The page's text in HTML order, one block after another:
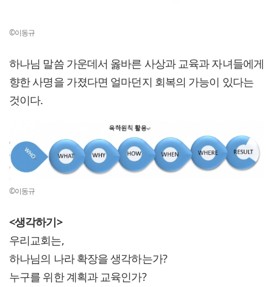
©이동규
하나님 말씀 가운데서 옳바른 사상과 교육과 자녀들에게
향한 사명을 가졌다면 얼마던지 회복의 가능이 있다는
것이다.
©이동규
<생각하기>
우리교회는,
하나님의 나라 확장을 생각하는가?
누구를 위한 계획과 교육인가?